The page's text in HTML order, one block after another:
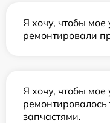
Я хочу, чтобы мое
ремонтировали
Я хочу, чтобы мое
запчастями.